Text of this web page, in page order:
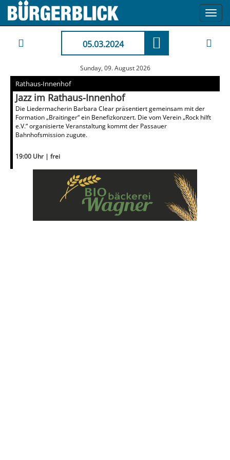
05.03.2024
Sunday, 09. August 2026
Rathaus-Innenhof
Jazz im Rathaus-Innenhof
Die Liedermacherin Barbara Clear präsentiert gemeinsam mit der
Formation „Braitinger“ ein Benefizkonzert. Die vom Verein „Rock hilft
e.V.“ organisierte Veranstaltung kommt der Passauer
Bahnhofsmission zugute.
19:00 Uhr | frei